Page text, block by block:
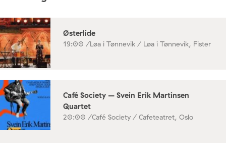
Østerlide
19:00 /Løa i Tønnevik / Løa i Tønnevik, Fister
Café Society – Svein Erik Martinsen
Quartet
20:00 /Café Society / Cafeteatret, Oslo